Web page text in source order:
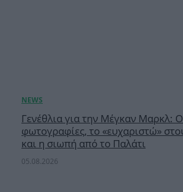
Γενέθλια για την Μέγκαν Μαρκλ:
φωτογραφίες, το «ευχαριστώ»
και η σιωπή από το Παλάτι
05.08.2026